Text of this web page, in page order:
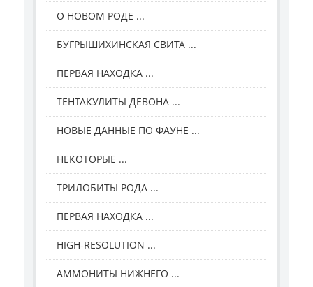
О НОВОМ РОДЕ ...
БУГРЫШИХИНСКАЯ СВИТА ...
ПЕРВАЯ НАХОДКА ...
ТЕНТАКУЛИТЫ ДЕВОНА ...
НОВЫЕ ДАННЫЕ ПО ФАУНЕ ...
НЕКОТОРЫЕ ...
ТРИЛОБИТЫ РОДА ...
ПЕРВАЯ НАХОДКА ...
HIGH-RESOLUTION ...
АММОНИТЫ НИЖНЕГО ...